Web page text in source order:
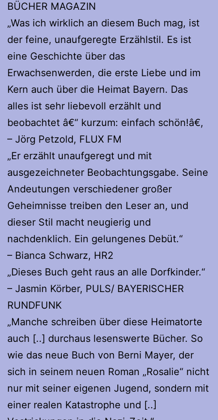
BÜCHER MAGAZIN
„Was ich wirklich an diesem Buch mag, ist
der feine, unaufgeregte Erzählstil. Es ist
eine Geschichte über das
Erwachsenwerden, die erste Liebe und im
Kern auch über die Heimat Bayern. Das
alles ist sehr liebevoll erzählt und
beobachtet â€“ kurzum: einfach schön!â€,
– Jörg Petzold, FLUX FM
„Er erzählt unaufgeregt und mit
ausgezeichneter Beobachtungsgabe. Seine
Andeutungen verschiedener großer
Geheimnisse treiben den Leser an, und
dieser Stil macht neugierig und
nachdenklich. Ein gelungenes Debüt.“
– Bianca Schwarz, HR2
„Dieses Buch geht raus an alle Dorfkinder.“
– Jasmin Körber, PULS/ BAYERISCHER
RUNDFUNK
„Manche schreiben über diese Heimatorte
auch [..] durchaus lesenswerte Bücher. So
wie das neue Buch von Berni Mayer, der
sich in seinem neuen Roman „Rosalie“ nicht
nur mit seiner eigenen Jugend, sondern mit
einer realen Katastrophe und [..]